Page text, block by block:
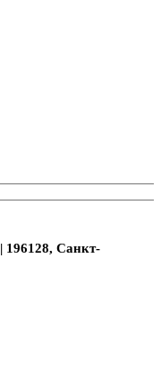
| 196128, Санкт-